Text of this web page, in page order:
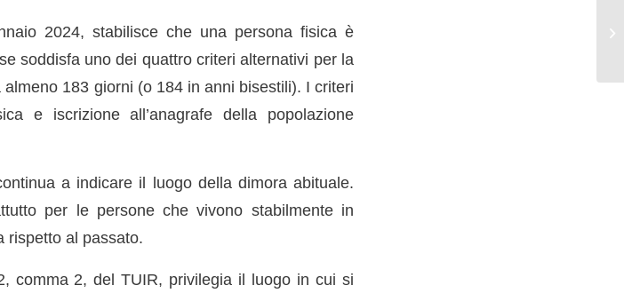
2024, stabilisce che una persona fisica è
soddisfa uno dei quattro criteri alternativi per la
183 giorni (o 184 in anni bisestili). I criteri
e iscrizione all’anagrafe della popolazione
a indicare il luogo della dimora abituale.
per le persone che vivono stabilmente in
rispetto al passato.
comma 2, del TUIR, privilegia il luogo in cui si